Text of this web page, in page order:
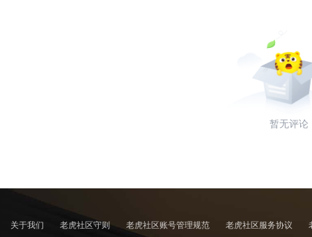
暂无评论
关于我们 老虎社区守则 老虎社区账号管理规范 老虎社区服务协议